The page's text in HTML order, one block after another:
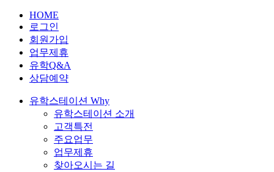
HOME
로그인
회원가입
업무제휴
유학Q&A
상담예약
유학스테이션 Why
유학스테이션 소개
고객특전
주요업무
업무제휴
찾아오시는 길